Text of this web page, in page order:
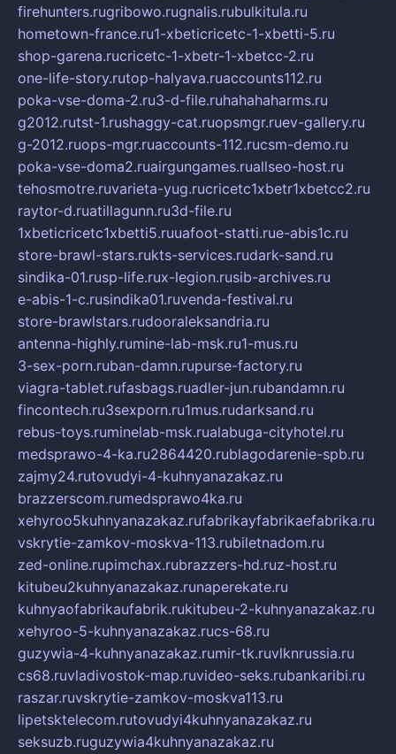
firehunters.rugribowo.rugnalis.rubulkitula.ru
hometown-france.ru1-xbeticricetc-1-xbetti-5.ru
shop-garena.rucricetc-1-xbetr-1-xbetcc-2.ru
one-life-story.rutop-halyava.ruaccounts112.ru
poka-vse-doma-2.ru3-d-file.ruhahahaharms.ru
g2012.rutst-1.rushaggy-cat.ruopsmgr.ruev-gallery.ru
g-2012.ruops-mgr.ruaccounts-112.rucsm-demo.ru
poka-vse-doma2.ruairgungames.ruallseo-host.ru
tehosmotre.ruvarieta-yug.rucricetc1xbetr1xbetcc2.ru
raytor-d.ruatillagunn.ru3d-file.ru
1xbeticricetc1xbetti5.ruuafoot-statti.rue-abis1c.ru
store-brawl-stars.rukts-services.rudark-sand.ru
sindika-01.rusp-life.rux-legion.rusib-archives.ru
e-abis-1-c.rusindika01.ruvenda-festival.ru
store-brawlstars.rudooraleksandria.ru
antenna-highly.rumine-lab-msk.ru1-mus.ru
3-sex-porn.ruban-damn.rupurse-factory.ru
viagra-tablet.rufasbags.ruadler-jun.rubandamn.ru
fincontech.ru3sexporn.ru1mus.rudarksand.ru
rebus-toys.ruminelab-msk.rualabuga-cityhotel.ru
medsprawo-4-ka.ru2864420.rublagodarenie-spb.ru
zajmy24.rutovudyi-4-kuhnyanazakaz.ru
brazzerscom.rumedsprawo4ka.ru
xehyroo5kuhnyanazakaz.rufabrikayfabrikaefabrika.ru
vskrytie-zamkov-moskva-113.rubiletnadom.ru
zed-online.rupimchax.rubrazzers-hd.ruz-host.ru
kitubeu2kuhnyanazakaz.runaperekate.ru
kuhnyaofabrikaufabrik.rukitubeu-2-kuhnyanazakaz.ru
xehyroo-5-kuhnyanazakaz.rucs-68.ru
guzywia-4-kuhnyanazakaz.rumir-tk.ruvlknrussia.ru
cs68.ruvladivostok-map.ruvideo-seks.rubankaribi.ru
raszar.ruvskrytie-zamkov-moskva113.ru
lipetsktelecom.rutovudyi4kuhnyanazakaz.ru
seksuzb.ruguzywia4kuhnyanazakaz.ru